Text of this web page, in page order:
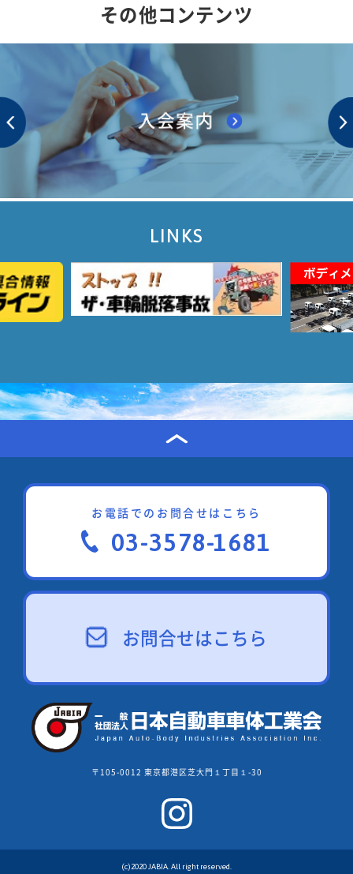
その他コンテンツ
LINKS
お電話でのお問合せはこちら
03-3578-1681
お問合せはこちら
〒105-0012 東京都港区芝大門１丁目１-30
(c)2020 JABIA. All right reserved.